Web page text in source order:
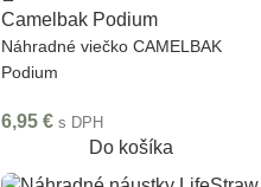
Náhradné viečko CAMELBAK
Podium
6,95 € s DPH
Do košíka